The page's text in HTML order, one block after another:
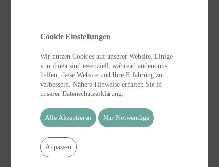
Cookie Einstellungen
Wir nutzen Cookies auf unserer Website. Einige
von ihnen sind essenziell, während andere uns
helfen, diese Website und Ihre Erfahrung zu
verbessern. Nähere Hinweise erhalten Sie in
unserer Datenschutzerklärung.
Alle Akzeptieren Nur Notwendige
Anpassen